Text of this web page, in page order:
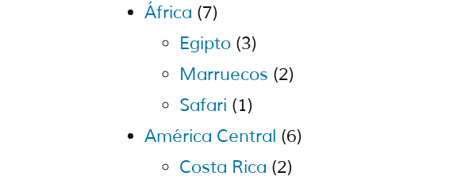
África (7)
Egipto (3)
Marruecos (2)
Safari (1)
América Central (6)
Costa Rica (2)